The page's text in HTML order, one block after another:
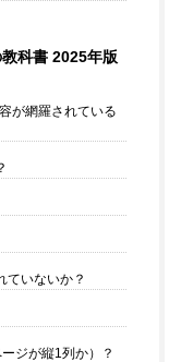
科書 2025年版
が網羅されている
いないか？
ジが縦1列か）？